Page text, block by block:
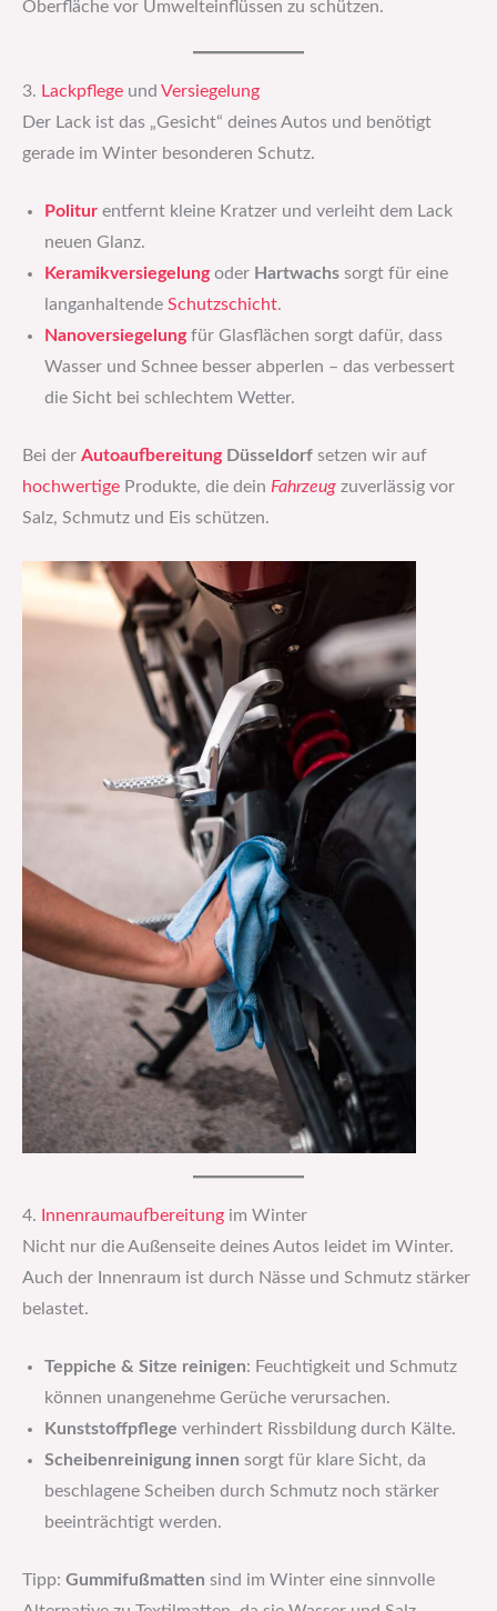
Oberfläche vor Umwelteinflüssen zu schützen.
3. Lackpflege und Versiegelung
Der Lack ist das „Gesicht“ deines Autos und benötigt
gerade im Winter besonderen Schutz.
Politur entfernt kleine Kratzer und verleiht dem Lack
neuen Glanz.
Keramikversiegelungoder Hartwachs sorgt für eine
langanhaltende Schutzschicht.
Nanoversiegelungfür Glasflächen sorgt dafür, dass
Wasser und Schnee besser abperlen – das verbessert
die Sicht bei schlechtem Wetter.
Bei der Autoaufbereitung Düsseldorf setzen wir auf
hochwertige Produkte, die dein Fahrzeug zuverlässig vor
Salz, Schmutz und Eis schützen.
4. Innenraumaufbereitung im Winter
Nicht nur die Außenseite deines Autos leidet im Winter.
Auch der Innenraum ist durch Nässe und Schmutz stärker
belastet.
Teppiche & Sitze reinigen: Feuchtigkeit und Schmutz
können unangenehme Gerüche verursachen.
Kunststoffpflege verhindert Rissbildung durch Kälte.
Scheibenreinigung innen sorgt für klare Sicht, da
beschlagene Scheiben durch Schmutz noch stärker
beeinträchtigt werden.
Tipp: Gummifußmatten sind im Winter eine sinnvolle